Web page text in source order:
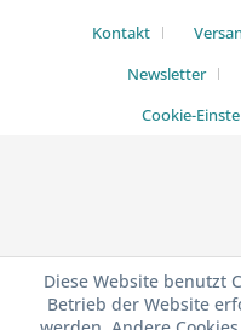
Kontakt
Newsletter
Cookie-
Diese Website benutzt
Betrieb der Website